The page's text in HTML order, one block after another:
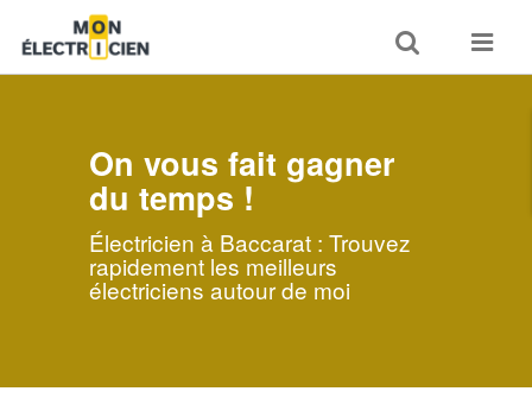
Toggle
search
Toggle
On vous fait gagner
du temps !
Électricien à Baccarat : Trouvez
rapidement les meilleurs
électriciens autour de moi